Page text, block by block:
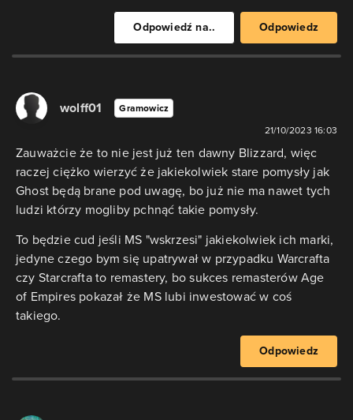
Odpowiedź na.. Odpowiedz
wolff01 Gramowicz
21/10/2023 16:03
Zauważcie że to nie jest już ten dawny Blizzard, więc
raczej ciężko wierzyć że jakiekolwiek stare pomysły jak
Ghost będą brane pod uwagę, bo już nie ma nawet tych
ludzi którzy mogliby pchnąć takie pomysły.
To będzie cud jeśli MS "wskrzesi" jakiekolwiek ich marki,
jedyne czego bym się upatrywał w przypadku Warcrafta
czy Starcrafta to remastery, bo sukces remasterów Age
of Empires pokazał że MS lubi inwestować w coś
takiego.
Odpowiedz